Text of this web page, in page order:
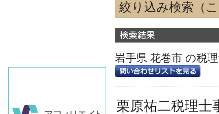
絞り込み検索（
得意な業種
情報通信
不動産
医療
得意な業務
税務申告
税務調査対応
岩手県 花巻市 の税
栗原祐二税理士